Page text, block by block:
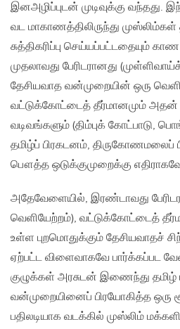
இனஅழிப்புடன் முடிவுக்கு வந்தது.
வட மாகாணத்திலிருந்து
சுத்திகரிப்பு செய்யப்பட்டதையும்
முதலாவது பேரிடரானது
தேசியவாத வன்முறையின் ஒரு
வட்டுக்கோட்டைத் தீர்மானமும்
வடிவங்களும் (திம்புக் கோட்பாடு,
தமிழ்ப் பிரகடனம், திருகோணமலைப்
பௌத்த‌ ஒடுக்குமுறைக்கு
அதேவேளையில், இரண்டாவது
வெளியேற்றம்), வட்டுக்கோட்டைத்
உள்ள புறமொதுக்கும் தேசியவாதச்
ஏற்பட்ட‌ விளைவாகவே பார்க்கப்பட
குழுக்கள் அரசுடன் இணைந்து தமிழ்
வன்முறையினைப் பிரயோகித்த ஒரு
பதிலடியாக வடக்கில் முஸ்லிம்